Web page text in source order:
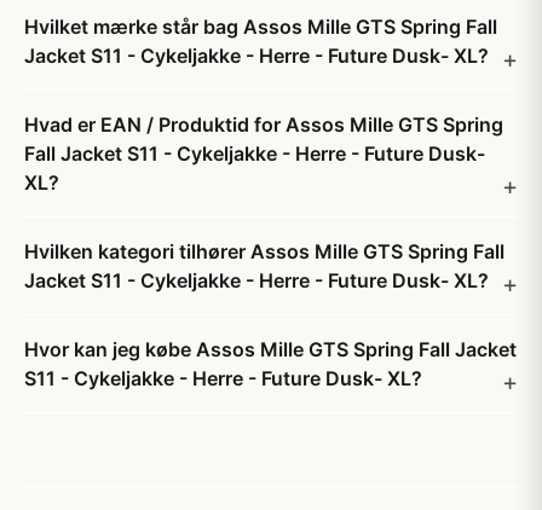
Hvilket mærke står bag Assos Mille GTS Spring Fall
Jacket S11 - Cykeljakke - Herre - Future Dusk- XL?
Hvad er EAN / Produktid for Assos Mille GTS Spring
Fall Jacket S11 - Cykeljakke - Herre - Future Dusk-
XL?
Hvilken kategori tilhører Assos Mille GTS Spring Fall
Jacket S11 - Cykeljakke - Herre - Future Dusk- XL?
Hvor kan jeg købe Assos Mille GTS Spring Fall Jacket
S11 - Cykeljakke - Herre - Future Dusk- XL?